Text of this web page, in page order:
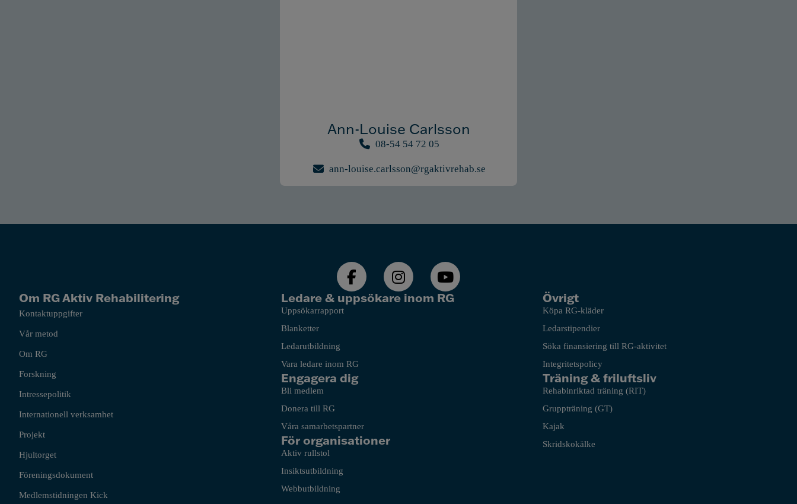
Ann-Louise Carlsson
08-54 54 72 05
ann-louise.carlsson@rgaktivrehab.se
Om RG Aktiv Rehabilitering
Kontaktuppgifter
Vår metod
Om RG
Forskning
Intressepolitik
Internationell verksamhet
Projekt
Hjultorget
Föreningsdokument
Medlemstidningen Kick
Ledare & uppsökare inom RG
Uppsökarrapport
Blanketter
Ledarutbildning
Vara ledare inom RG
Engagera dig
Bli medlem
Donera till RG
Våra samarbetspartner
För organisationer
Aktiv rullstol
Insiktsutbildning
Webbutbildning
Övrigt
Köpa RG-kläder
Ledarstipendier
Söka finansiering till RG-aktivitet
Integritetspolicy
Träning & friluftsliv
Rehabinriktad träning (RIT)
Gruppträning (GT)
Kajak
Skridskokälke